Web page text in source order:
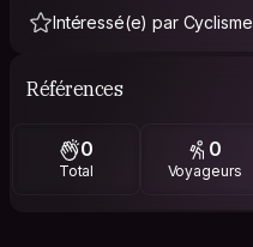
Intéressé(e) par Cyclisme
Références
0
Total
0
Voyageurs